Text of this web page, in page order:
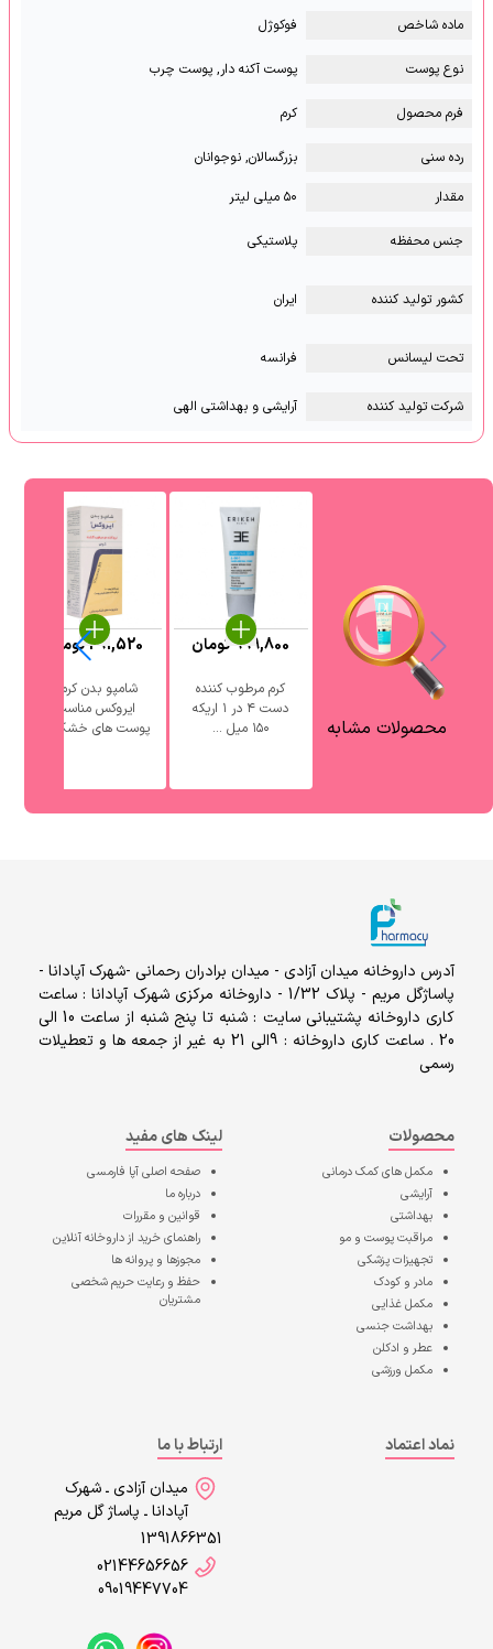
ماده شاخص فوکوژل
نوع پوست پوست آکنه دار, پوست چرب
فرم محصول کرم
رده سنی
بزرگسالان, نوجوانان
مقدار
۵۰ میلی لیتر
جنس محفظه پلاستیکی
کشور تولید کننده ایران
تحت لیسانس فرانسه
شرکت تولید کننده آرایشی و بهداشتی الهی
محصولات مشابه
کرم مرطوب کننده
دست ۴ در ۱ اریکه
۱۵۰ میل ...
999,800تومان
شامپو بدن کرمی
ایروکس مناسب
پوست های خشک ...
291,520تومان
آدرس داروخانه میدان آزادی - میدان برادران رحمانی -شهرک آپادانا -
پاساژگل مریم - پلاک 1/32 - داروخانه مرکزی شهرک آپادانا : ساعت
کاری داروخانه پشتیبانی سایت : شنبه تا پنج شنبه از ساعت 10 الی
20 . ساعت کاری داروخانه : 9الی 21 به غیر از جمعه ها و تعطیلات
رسمی
محصولات
مکمل های کمک درمانی
آرایشی
بهداشتی
مراقبت پوست و مو
تجهیزات پزشکی
مادر و کودک
مکمل غذایی
بهداشت جنسی
عطر و ادکلن
مکمل ورزشی
لینک های مفید
صفحه اصلیآپا فارمسی
درباره ما
قوانین و مقررات
راهنمای خرید از داروخانه آنلاین
مجوزها و پروانه ها
حفظ و رعایت حریم شخصی
مشتریان
نماد اعتماد
ارتباط با ما
میدان آزادی ـ شهرک
آپادانا ـ پاساژ گل مریم
1391866351
02144656656
09019447704